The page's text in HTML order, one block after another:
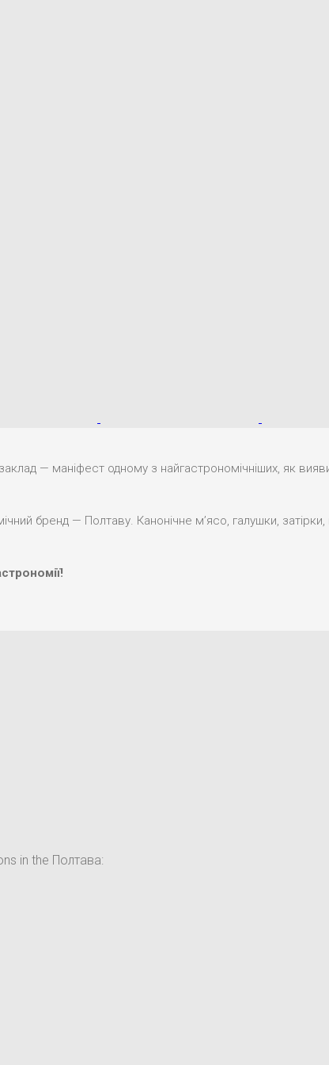
— маніфест одному з найгастрономічніших, як
бренд — Полтаву. Канонічне м’ясо, галушки,
in the Полтава: